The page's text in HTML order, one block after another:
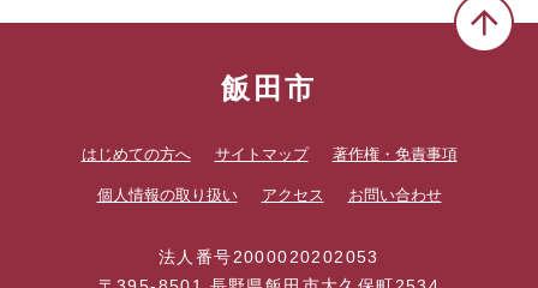
飯田市
はじめての方へ サイトマップ 著作権・免責事項
個人情報の取り扱い アクセス お問い合わせ
法人番号2000020202053